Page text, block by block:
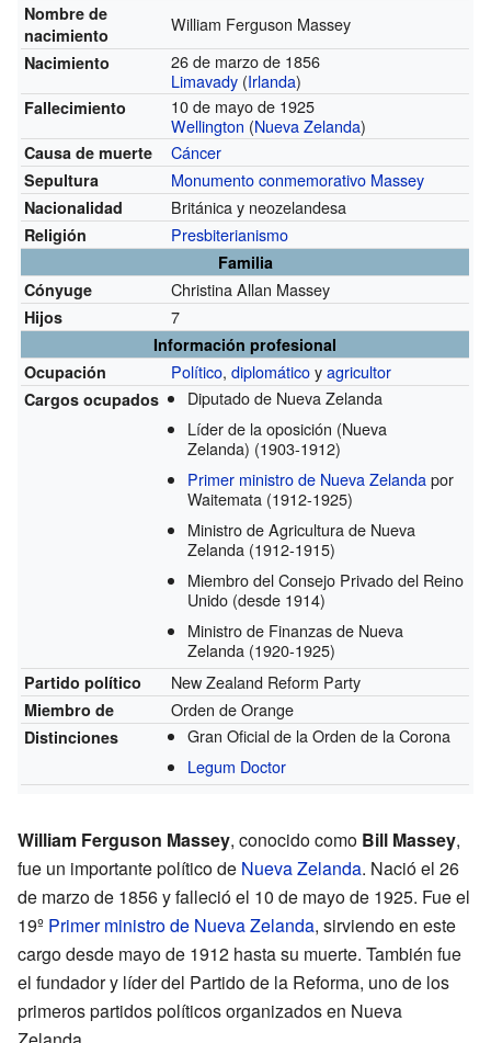
Nombre de
nacimiento
William Ferguson Massey
Nacimiento
26 de marzo de 1856
Limavady (Irlanda)
Fallecimiento
10 de mayo de 1925
Wellington (Nueva Zelanda)
Causa de muerte Cáncer
Sepultura Monumento conmemorativo Massey
Nacionalidad Británica y neozelandesa
Religión Presbiterianismo
Familia
Cónyuge
Christina Allan Massey
Hijos 7
Información profesional
Ocupación
Político,diplomáticoyagricultor
Cargos ocupados
Diputado de Nueva Zelanda
Líder de la oposición (Nueva
Zelanda) (1903-1912)
Primer ministro de Nueva Zelandapor
Waitemata (1912-1925)
Ministro de Agricultura de Nueva
Zelanda (1912-1915)
Miembro del Consejo Privado del Reino
Unido (desde 1914)
Ministro de Finanzas de Nueva
Zelanda (1920-1925)
Partido político New Zealand Reform Party
Miembro de Orden de Orange
Distinciones
Gran Oficial de la Orden de la Corona
Legum Doctor
William Ferguson Massey, conocido como Bill Massey,
fue un importante político de Nueva Zelanda. Nació el 26
de marzo de 1856 y falleció el 10 de mayo de 1925. Fue el
19º Primer ministro de Nueva Zelanda, sirviendo en este
cargo desde mayo de 1912 hasta su muerte. También fue
el fundador y líder del Partido de la Reforma, uno de los
primeros partidos políticos organizados en Nueva